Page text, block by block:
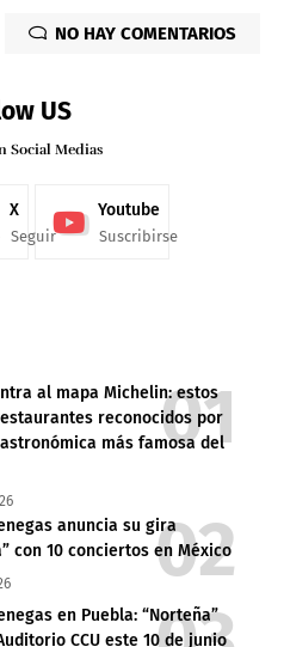
NO HAY COMENTARIOS
US
Social Medias
X
Seguir
Youtube
Suscribirse
al mapa Michelin: estos
reconocidos por
más famosa del
anuncia su gira
con 10 conciertos en México
en Puebla: “Norteña”
CCU este 10 de junio